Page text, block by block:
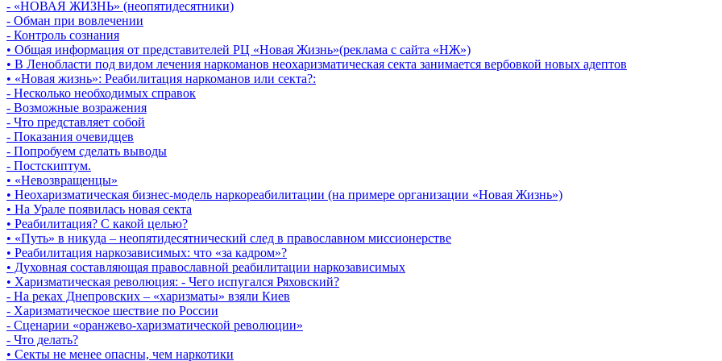
- «НОВАЯ ЖИЗНЬ» (неопятидесятники)
- Обман при вовлечении
- Контроль сознания
• Общая информация от представителей РЦ «Новая Жизнь»(реклама с сайта «НЖ»)
• В Ленобласти под видом лечения наркоманов неохаризматическая секта занимается вербовкой новых адептов
• «Новая жизнь»: Реабилитация наркоманов или секта?:
- Несколько необходимых справок
- Возможные возражения
- Что представляет собой
- Показания очевидцев
- Попробуем сделать выводы
- Постскиптум.
• «Невозвращенцы»
• Неохаризматическая бизнес-модель наркореабилитации (на примере организации «Новая Жизнь»)
• На Урале появилась новая секта
• Реабилитация? С какой целью?
• «Путь» в никуда – неопятидесятнический след в православном миссионерстве
• Реабилитация наркозависимых: что «за кадром»?
• Духовная составляющая православной реабилитации наркозависимых
• Харизматическая революция: - Чего испугался Ряховский?
- На реках Днепровских – «харизматы» взяли Киев
- Харизматическое шествие по России
- Сценарии «оранжево-харизматической революции»
- Что делать?
• Секты не менее опасны, чем наркотики